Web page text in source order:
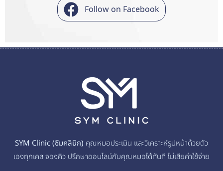
Follow on Facebook
SYM Clinic (ซิมคลินิก) คุณหมอประเมิน และวิเคราะห์รูปหน้าด้วยตัว
เองทุกเคส จองคิว ปรึกษาออนไลน์กับคุณหมอได้ทันที ไม่เสียค่าใช้จ่าย